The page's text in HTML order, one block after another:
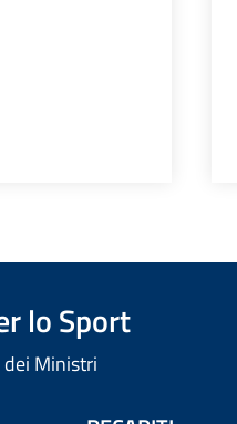
lo Sport
dei Ministri